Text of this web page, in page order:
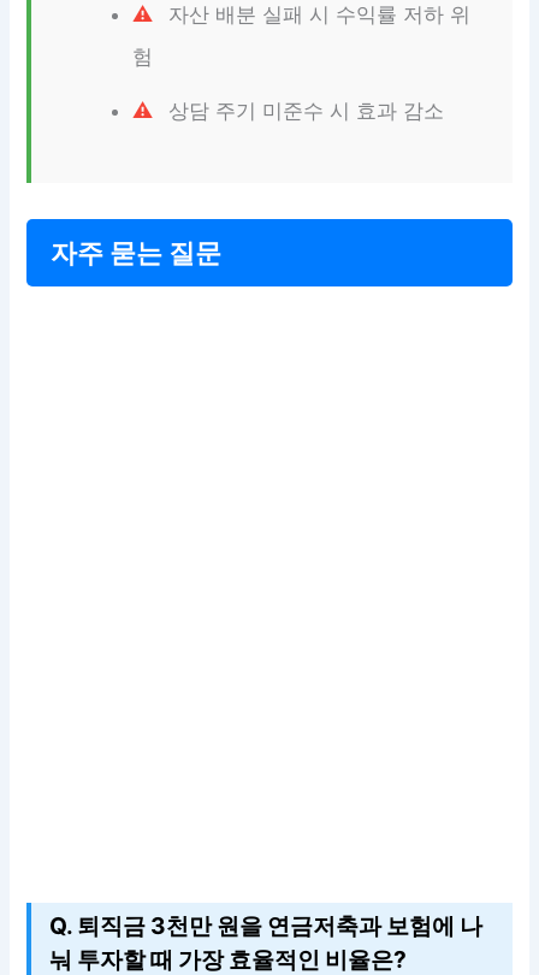
자산 배분 실패 시 수익률 저하 위
험
상담 주기 미준수 시 효과 감소
자주 묻는 질문
Q. 퇴직금 3천만 원을 연금저축과 보험에 나
눠 투자할 때 가장 효율적인 비율은?